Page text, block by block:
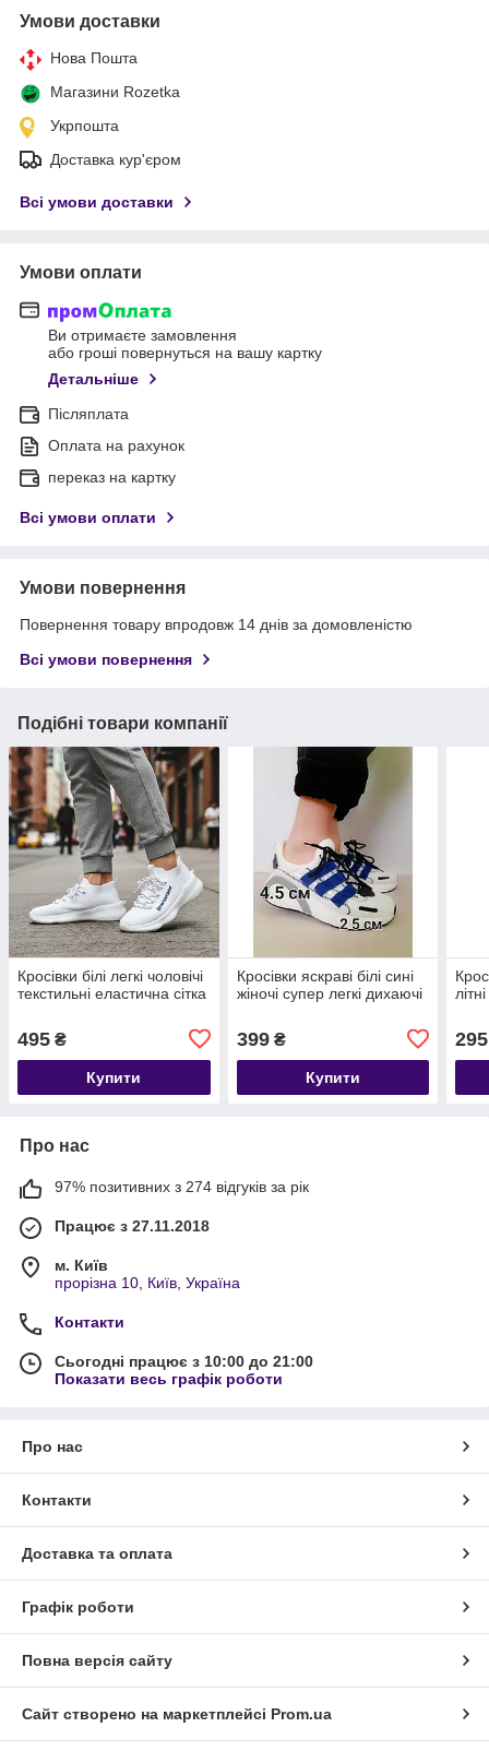
Умови доставки
Нова Пошта
Магазини Rozetka
Укрпошта
Доставка кур'єром
Всі умови доставки
Умови оплати
Ви отримаєте замовлення
або гроші повернуться на вашу картку
Детальніше
Післяплата
Оплата на рахунок
переказ на картку
Всі умови оплати
Умови повернення
Повернення товару впродовж 14 днів за домовленістю
Всі умови повернення
Подібні товари компанії
Кросівки білі легкі чоловічі
текстильні еластична сітка
495 ₴
Купити
Кросівки яскраві білі сині
жіночі супер легкі дихаючі
399₴
Купити
295
Про нас
97% позитивних з 274 відгуків за рік
Працює з 27.11.2018
м. Київ
прорізна 10, Київ, Україна
Контакти
Сьогодні працює з 10:00 до 21:00
Показати весь графік роботи
Про нас
Контакти
Доставка та оплата
Графік роботи
Повна версія сайту
Сайт створено на маркетплейсі Prom.ua